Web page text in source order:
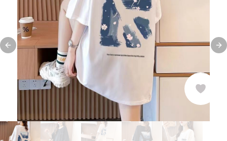
Previous slide